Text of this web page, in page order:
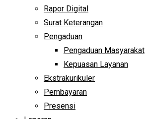
Rapor Digital
Surat Keterangan
Pengaduan
Pengaduan Masyarakat
Kepuasan Layanan
Ekstrakurikuler
Pembayaran
Presensi